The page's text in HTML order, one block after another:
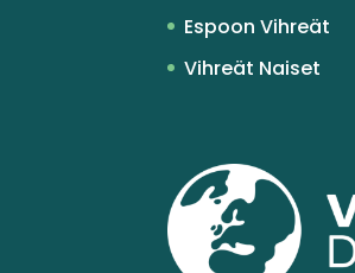
Espoon Vihreät
Vihreät Naiset